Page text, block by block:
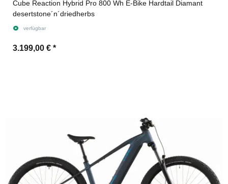
Cube Reaction Hybrid Pro 800 Wh E-Bike Hardtail Diamant
desertstone´n´driedherbs
verfügbar
3.199,00 € *